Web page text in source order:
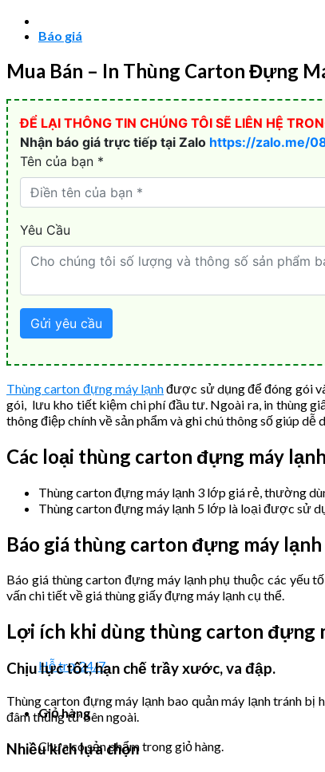
Hỗ trợ 24/7
Giỏ hàng
Chưa có sản phẩm trong giỏ hàng.
Báo giá
Mua Bán – In Thùng Carton Đựng
Thùng carton đựng máy lạnhđược sử dụng để đóng gói
gói, lưu kho tiết kiệm chi phí đầu tư. Ngoài ra, in thùng
thông điệp chính về sản phẩm và ghi chú thông số giúp dễ
Các loại thùng carton đựng máy lạnh
Thùng carton đựng máy lạnh 3 lớp giá rẻ, thường
Thùng carton đựng máy lạnh 5 lớp là loại được sử
Báo giá thùng carton đựng máy lạnh
Báo giá thùng carton đựng máy lạnh phụ thuộc các
vấn chi tiết về giá thùng giấy đựng máy lạnh cụ thể.
Lợi ích khi dùng thùng carton đựng
Chịu lực tốt, hạn chế trầy xước, va đập.
Thùng carton đựng máy lạnh bao quản máy lạnh tránh
đâm thủng từ bên ngoài.
Nhiều kích lựa chọn